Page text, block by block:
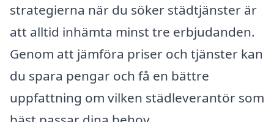
strategierna när du söker städtjänster är
att alltid inhämta minst tre erbjudanden.
Genom att jämföra priser och tjänster kan
du spara pengar och få en bättre
uppfattning om vilken städleverantör som